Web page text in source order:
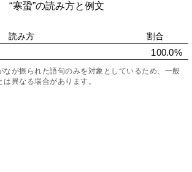
“寒蛩”の読み方と例文
読み方 割合
100.0%
なが振られた語句のみを対象としているため、一般
異なる場合があります。